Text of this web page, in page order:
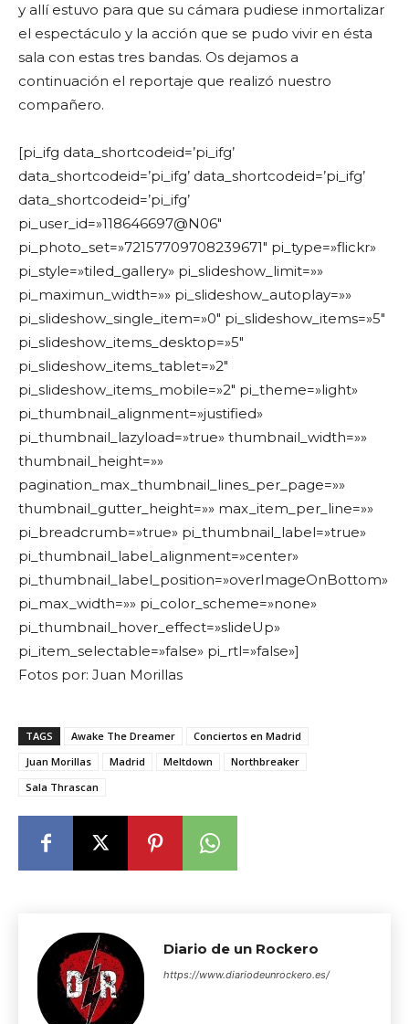
y allí estuvo para que su cámara pudiese inmortalizar
el espectáculo y la acción que se pudo vivir en ésta
sala con estas tres bandas. Os dejamos a
continuación el reportaje que realizó nuestro
compañero.
[pi_ifg data_shortcodeid=’pi_ifg’
data_shortcodeid=’pi_ifg’ data_shortcodeid=’pi_ifg’
data_shortcodeid=’pi_ifg’
pi_user_id=»118646697@N06″
pi_photo_set=»72157709708239671″ pi_type=»flickr»
pi_style=»tiled_gallery» pi_slideshow_limit=»»
pi_maximun_width=»» pi_slideshow_autoplay=»»
pi_slideshow_single_item=»0″ pi_slideshow_items=»5″
pi_slideshow_items_desktop=»5″
pi_slideshow_items_tablet=»2″
pi_slideshow_items_mobile=»2″ pi_theme=»light»
pi_thumbnail_alignment=»justified»
pi_thumbnail_lazyload=»true» thumbnail_width=»»
thumbnail_height=»»
pagination_max_thumbnail_lines_per_page=»»
thumbnail_gutter_height=»» max_item_per_line=»»
pi_breadcrumb=»true» pi_thumbnail_label=»true»
pi_thumbnail_label_alignment=»center»
pi_thumbnail_label_position=»overImageOnBottom»
pi_max_width=»» pi_color_scheme=»none»
pi_thumbnail_hover_effect=»slideUp»
pi_item_selectable=»false» pi_rtl=»false»]
Fotos por: Juan Morillas
TAGS Awake The Dreamer
Conciertos en Madrid
Juan Morillas
Madrid Meltdown
Northbreaker
Sala Thrascan
Diario de un Rockero
https://www.diariodeunrockero.es/